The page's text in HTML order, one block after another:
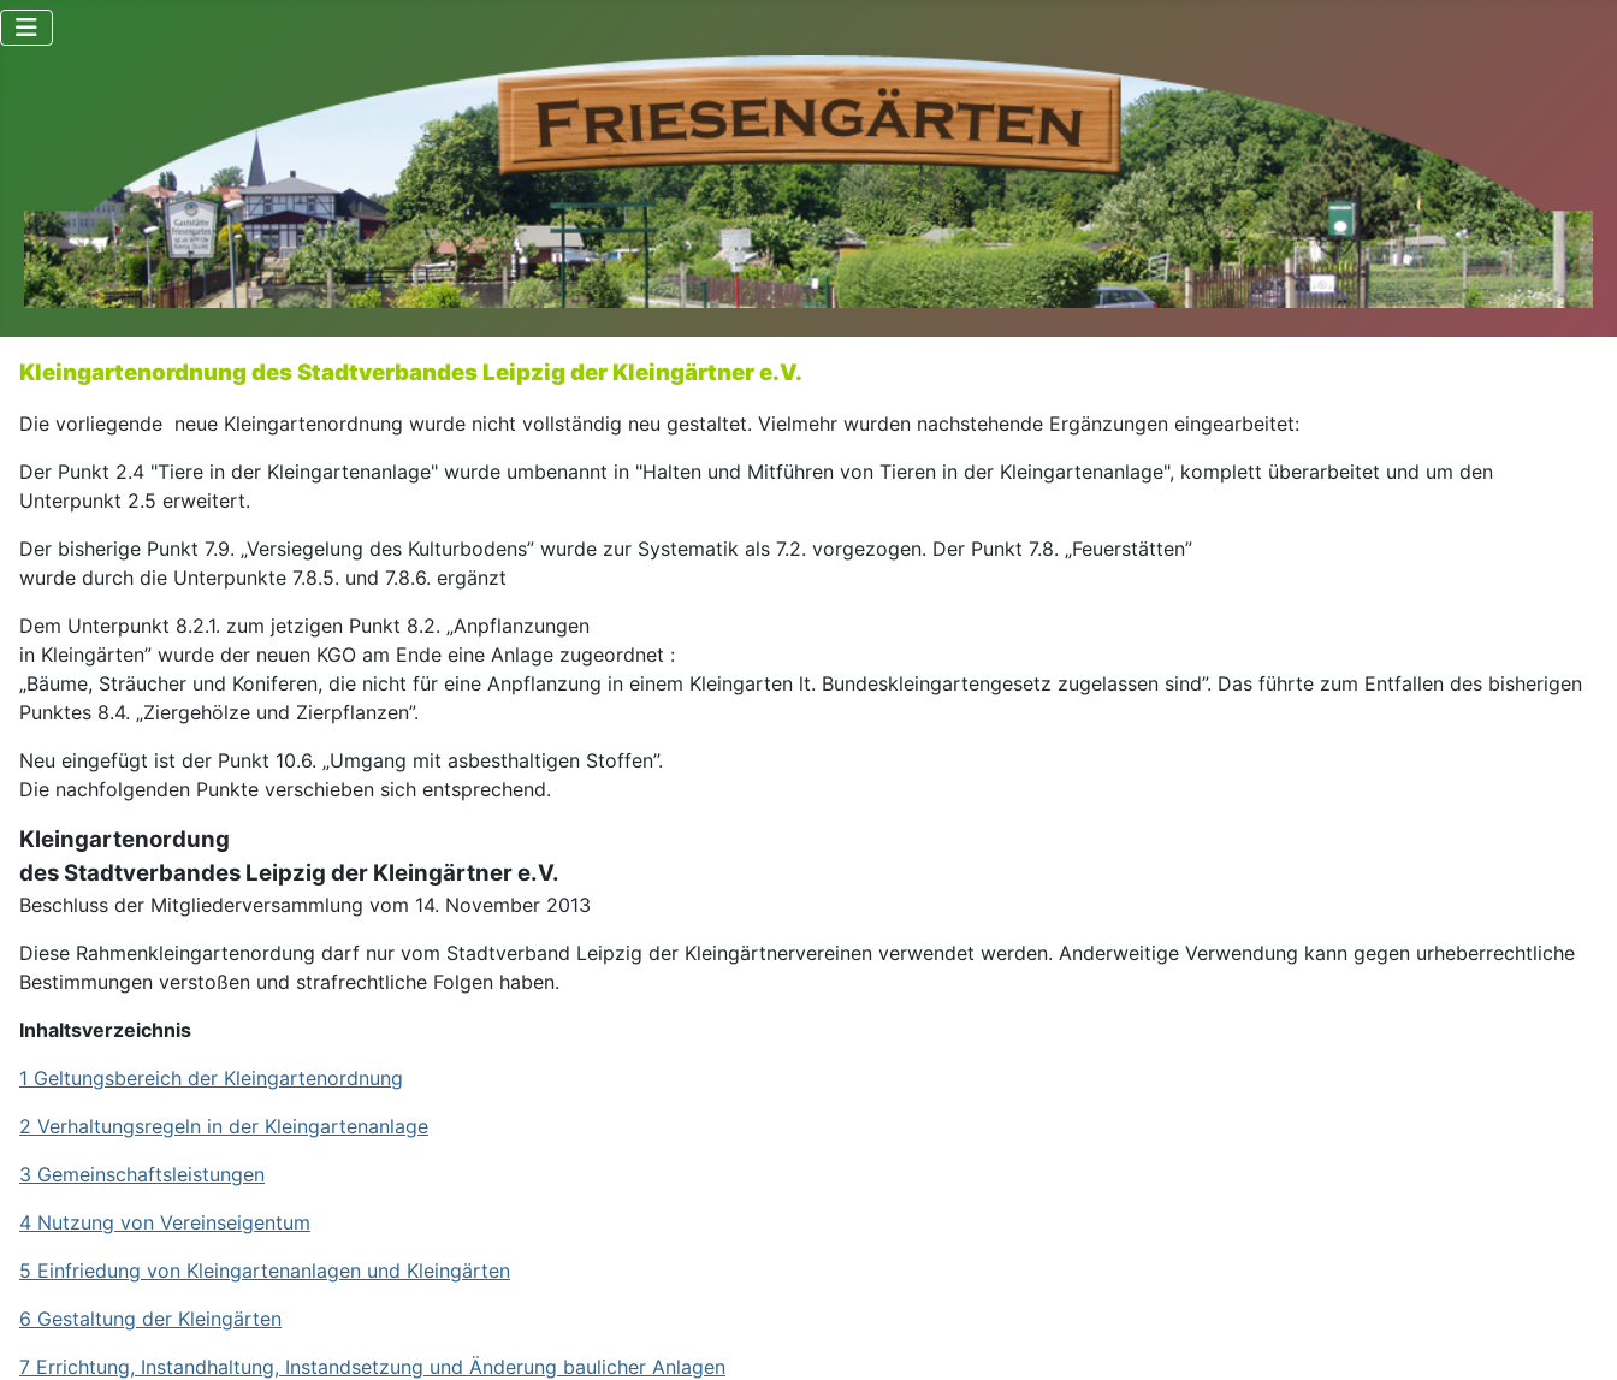
Kleingartenordnung des Stadtverbandes Leipzig der Kleingärtner e.V.
Die vorliegende neue Kleingartenordnung wurde nicht vollständig neu gestaltet. Vielmehr wurden nachstehende Ergänzungen eingearbeitet:
Der Punkt 2.4 "Tiere in der Kleingartenanlage" wurde umbenannt in "Halten und Mitführen von Tieren in der Kleingartenanlage", komplett überarbeitet und um den
Unterpunkt 2.5 erweitert.
Der bisherige Punkt 7.9. „Versiegelung des Kulturbodens” wurde zur Systematik als 7.2. vorgezogen. Der Punkt 7.8. „Feuerstätten”
wurde durch die Unterpunkte 7.8.5. und 7.8.6. ergänzt
Dem Unterpunkt 8.2.1. zum jetzigen Punkt 8.2. „Anpflanzungen
in Kleingärten” wurde der neuen KGO am Ende eine Anlage zugeordnet :
„Bäume, Sträucher und Koniferen, die nicht für eine Anpflanzung in einem Kleingarten lt. Bundeskleingartengesetz zugelassen sind”. Das führte zum Entfallen des bisherigen
Punktes 8.4. „Ziergehölze und Zierpflanzen”.
Neu eingefügt ist der Punkt 10.6. „Umgang mit asbesthaltigen Stoffen”.
Die nachfolgenden Punkte verschieben sich entsprechend.
Kleingartenordung
des Stadtverbandes Leipzig der Kleingärtner e.V.
Beschluss der Mitgliederversammlung vom 14. November 2013
Diese Rahmenkleingartenordung darf nur vom Stadtverband Leipzig der Kleingärtnervereinen verwendet werden. Anderweitige Verwendung kann gegen urheberrechtliche
Bestimmungen verstoßen und strafrechtliche Folgen haben.
Inhaltsverzeichnis
1 Geltungsbereich der Kleingartenordnung
2 Verhaltungsregeln in der Kleingartenanlage
3 Gemeinschaftsleistungen
4 Nutzung von Vereinseigentum
5 Einfriedung von Kleingartenanlagen und Kleingärten
6 Gestaltung der Kleingärten
7 Errichtung, Instandhaltung, Instandsetzung und Änderung baulicher Anlagen